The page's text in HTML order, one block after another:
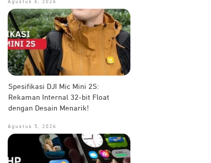
Agustus 6, 2026
Spesifikasi DJI Mic Mini 2S:
Rekaman Internal 32-bit Float
dengan Desain Menarik!
Agustus 5, 2026